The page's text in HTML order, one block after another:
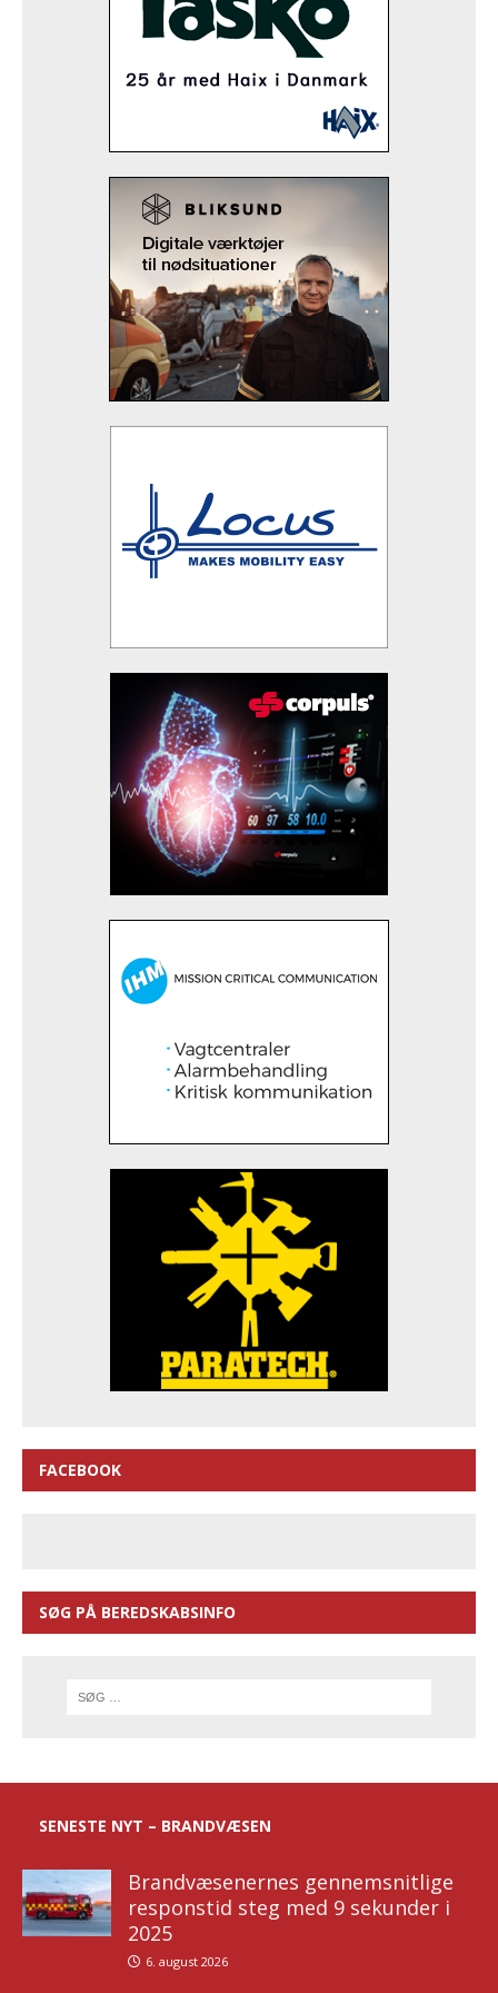
FACEBOOK
SØG PÅ BEREDSKABSINFO
SENESTE NYT – BRANDVÆSEN
Brandvæsenernes gennemsnitlige
responstid steg med 9 sekunder i
2025
6. august 2026